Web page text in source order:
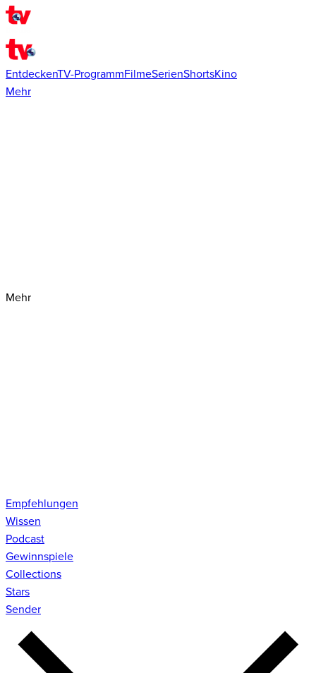
EntdeckenTV-ProgrammFilmeSerienShortsKino
Mehr
Mehr
Empfehlungen
Wissen
Podcast
Gewinnspiele
Collections
Stars
Sender